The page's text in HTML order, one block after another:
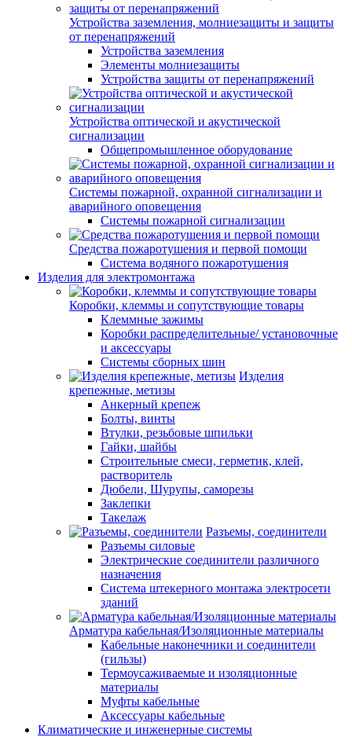
Устройства заземления, молниезащиты и защиты
от перенапряжений
Устройства заземления
Элементы молниезащиты
Устройства защиты от перенапряжений
Устройства оптической и акустической
сигнализации
Общепромышленное оборудование
Системы пожарной, охранной сигнализации и
аварийного оповещения
Системы пожарной сигнализации
Средства пожаротушения и первой помощи
Система водяного пожаротушения
Изделия для электромонтажа
Коробки, клеммы и сопутствующие товары
Клеммные зажимы
Коробки распределительные/ установочные
и аксессуары
Системы сборных шин
Изделия
крепежные, метизы
Анкерный крепеж
Болты, винты
Втулки, резьбовые шпильки
Гайки, шайбы
Строительные смеси, герметик, клей,
растворитель
Дюбели, Шурупы, саморезы
Заклепки
Такелаж
Разъемы, соединители
Разъемы силовые
Электрические соединители различного
назначения
Система штекерного монтажа электросети
зданий
Арматура кабельная/Изоляционные материалы
Кабельные наконечники и соединители
(гильзы)
Термоусаживаемые и изоляционные
материалы
Муфты кабельные
Аксессуары кабельные
Климатические и инженерные системы